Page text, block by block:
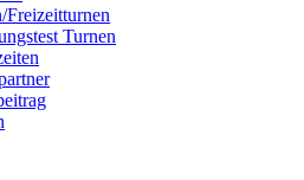
Freizeitturnen
Turnen